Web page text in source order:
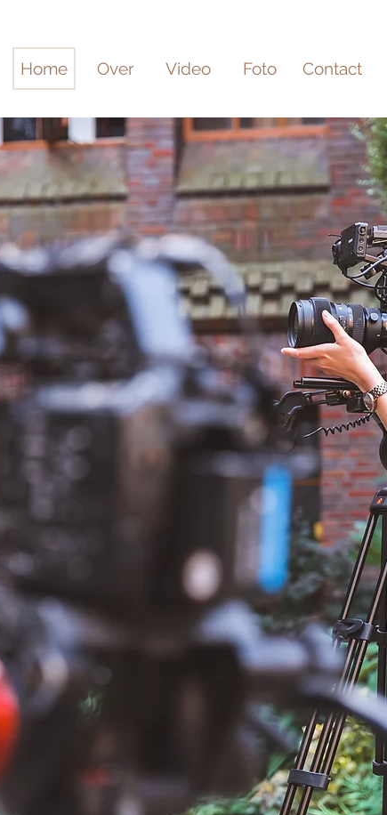
Home Over Video Foto Contact